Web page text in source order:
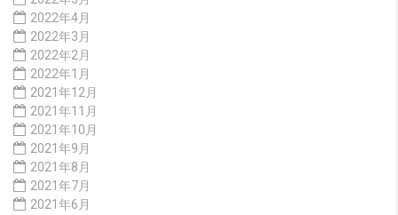
2022年4月
2022年3月
2022年2月
2022年1月
2021年12月
2021年11月
2021年10月
2021年9月
2021年8月
2021年7月
2021年6月